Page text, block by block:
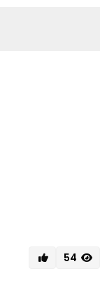
54